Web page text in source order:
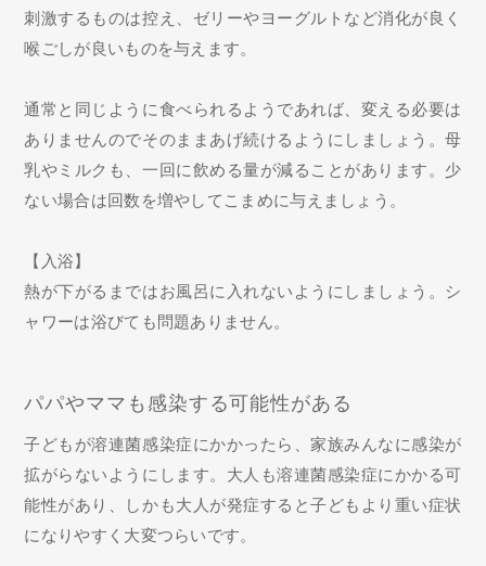
刺激するものは控え、ゼリーやヨーグルトなど消化が良く
喉ごしが良いものを与えます。
通常と同じように食べられるようであれば、変える必要は
ありませんのでそのままあげ続けるようにしましょう。母
乳やミルクも、一回に飲める量が減ることがあります。少
ない場合は回数を増やしてこまめに与えましょう。
【入浴】
熱が下がるまではお風呂に入れないようにしましょう。シ
ャワーは浴びても問題ありません。
パパやママも感染する可能性がある
子どもが溶連菌感染症にかかったら、家族みんなに感染が
拡がらないようにします。大人も溶連菌感染症にかかる可
能性があり、しかも大人が発症すると子どもより重い症状
になりやすく大変つらいです。